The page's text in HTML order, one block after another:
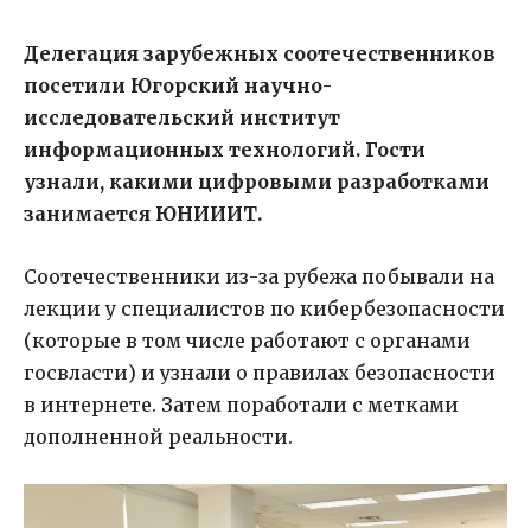
Делегация зарубежных соотечественников
посетили Югорский научно-
исследовательский институт
информационных технологий. Гости
узнали, какими цифровыми разработками
занимается ЮНИИИТ.
Соотечественники из-за рубежа побывали на
лекции у специалистов по кибербезопасности
(которые в том числе работают с органами
госвласти) и узнали о правилах безопасности
в интернете. Затем поработали с метками
дополненной реальности.